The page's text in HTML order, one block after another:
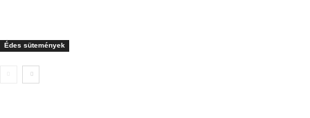
Édes sütemények